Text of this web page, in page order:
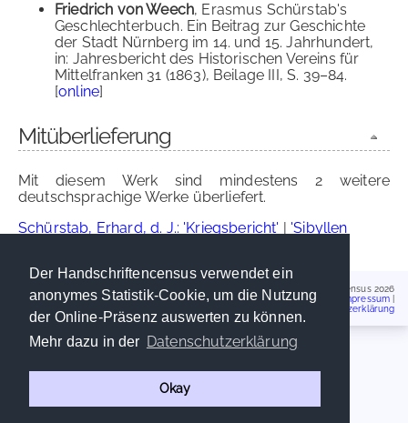
Der Handschriftencensus verwendet ein
anonymes Statistik-Cookie, um die Nutzung
der Online-Präsenz auswerten zu können.
Mehr dazu in der Datenschutzerklärung
Okay
Friedrich von Weech, Erasmus Schürstab's
Geschlechterbuch. Ein Beitrag zur Geschichte
der Stadt Nürnberg im 14. und 15. Jahrhundert,
in: Jahresbericht des Historischen Vereins für
Mittelfranken 31 (1863), Beilage III, S. 39–84.
[online]
Mitüberlieferung
Mit diesem Werk sind mindestens 2 weitere
deutschsprachige Werke überliefert.
Schürstab, Erhard, d. J.: 'Kriegsbericht' | 'Sibyllen
Handschriftencensus 2026
Impressum
Datenschutzerklärung